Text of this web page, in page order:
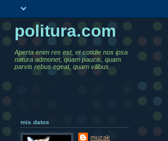
politura.com
Aperta enim res est, et cotidie nos ipsa
natura admonet, quam paucis, quam
parvis rebus egeat, quam vilibus
mis datos
muzak